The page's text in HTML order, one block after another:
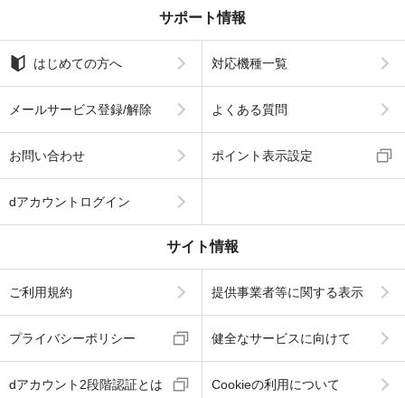
サポート情報
はじめての方へ 対応機種一覧
メールサービス登録/解除 よくある質問
お問い合わせ ポイント表示設定
dアカウントログイン
サイト情報
ご利用規約 提供事業者等に関する表示
プライバシーポリシー 健全なサービスに向けて
dアカウント2段階認証とは Cookieの利用について